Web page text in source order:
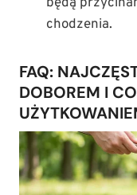
chodzenia.
FAQ:
DOBOREM I